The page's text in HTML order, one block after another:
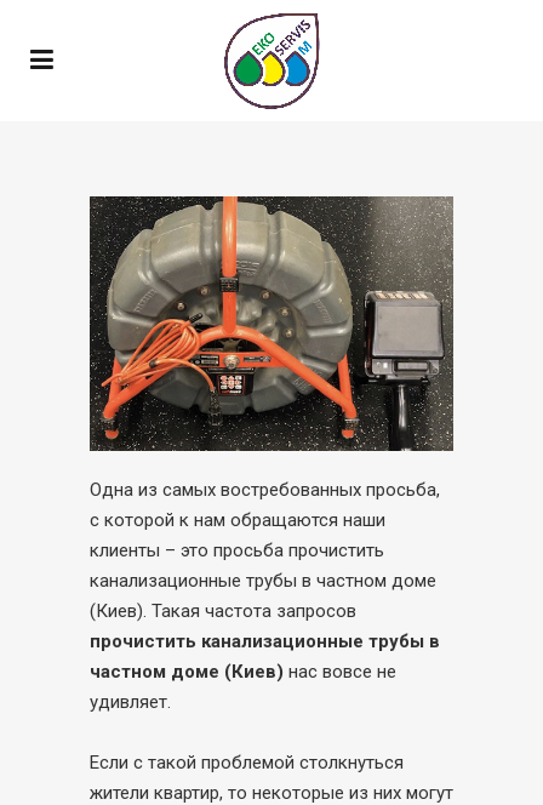
Одна из самых востребованных просьба,
с которой к нам обращаются наши
клиенты – это просьба прочистить
канализационные трубы в частном доме
(Киев). Такая частота запросов
прочистить канализационные трубы в
частном доме (Киев) нас вовсе не
удивляет.
Если с такой проблемой столкнуться
жители квартир, то некоторые из них могут